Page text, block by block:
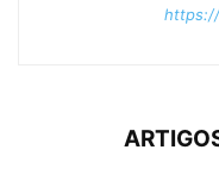
https://